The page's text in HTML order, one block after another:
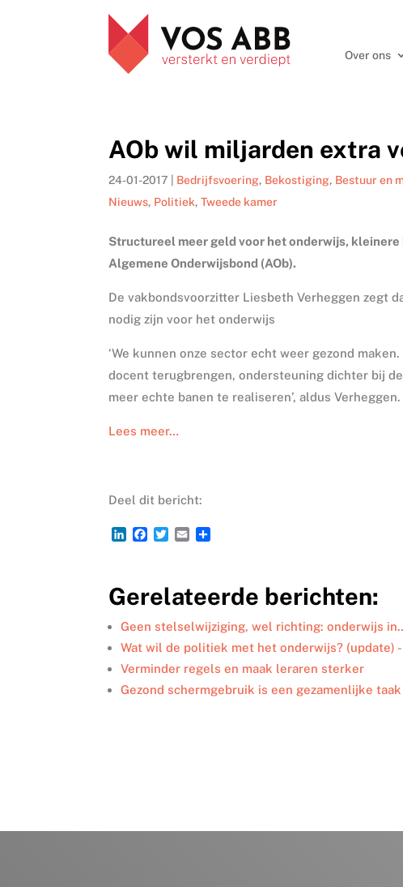
Over ons
AOb wil miljarden extra
24-01-2017 Bedrijfsvoering, Bekostiging, Bestuur en
Nieuws, Politiek,Tweede kamer
Structureel meer geld voor het onderwijs,
Algemene Onderwijsbond (AOb).
De vakbondsvoorzitter Liesbeth Verheggen zegt
nodig zijn voor het onderwijs
‘We kunnen onze sector echt weer gezond
docent terugbrengen, ondersteuning dichter bij
meer echte banen te realiseren’, aldus Verheggen.
Lees meer…
Deel dit bericht:
L
e
d
I
n
F
b
o
o
k
T
t
e
r
E
l
n
Gerelateerde berichten:
Geen stelselwijziging, wel richting: onderwijs
Wat wil de politiek met het onderwijs? (update) -
Verminder regels en maak leraren sterker
Gezond schermgebruik is een gezamenlijke